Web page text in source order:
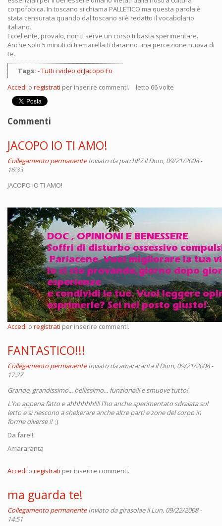
corpofobica. In toscano si chiama PALLETICO ma questa parola è
stata censurata quando dal toscano si è redatto il vocabolario
italiano.
Eccellente, provalo, non ti serve un corso ti basta sperimentare.
Anche solo 5 minuti di tremarella ti daranno una percezione nuova di
te.
Tags:
Tutti i video di Jacopo Fo
Accedi o registrati per inserire commenti. letto 66 volte
Commenti
JACOPO IO TI AMO!
Collegamento permanente Inviato dapatch87il Dom, 09/21/2008 -
16:33
JACOPO IO TI AMO!
Accedi o registrati per inserire commenti.
FANTASTICO!!!
Collegamento permanente Inviato daamararantail Dom, 09/21/2008 -
17:27
Grande, grandissimo... bellissimo... funziona!!! e smuove tutto!
L'ho appena fatto e ahhhhhh!!!! l'ho anche sperimentato sdraiata sul
letto e si riescono a shekerare anche altre parti e zone del corpo in
forme diverse !! ;)
Da fare!!
Amararanta
Accedi o registrati per inserire commenti.
ma guarda te!
Collegamento permanente Inviato dagirasolaeil Lun, 09/22/2008 -
14:51